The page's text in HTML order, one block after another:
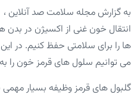
به گزارش مجله سلامت صد آنلاین
انتقال خون غنی از اکسیژن در بدن
ها را برای سلامتی حفظ کنیم. در
می توانیم سلول های قرمز خون را
گلبول های قرمز وظیفه بسیار مهمی